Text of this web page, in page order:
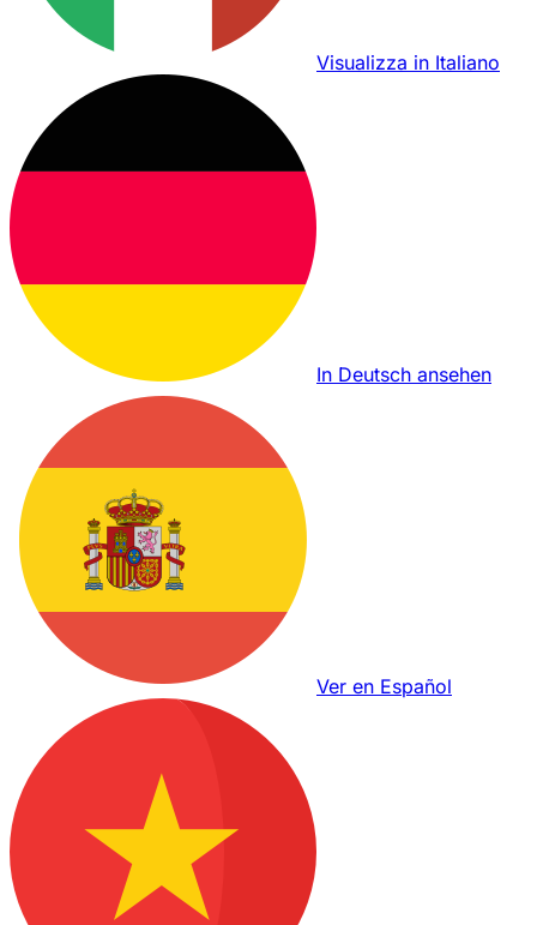
Visualizza in Italiano
In Deutsch ansehen
Ver en Español